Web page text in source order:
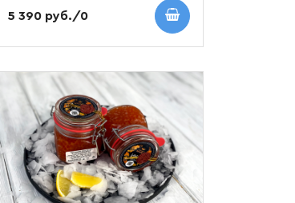
5 390 руб./0